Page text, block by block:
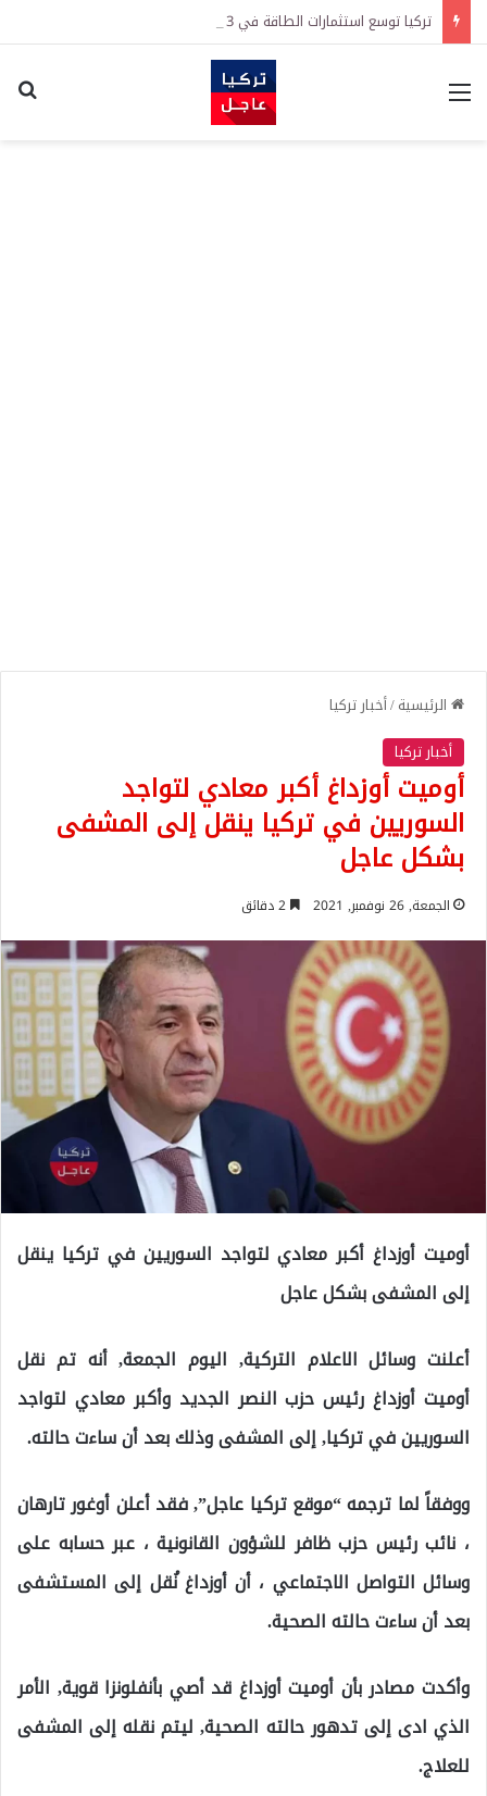
تركيا توسع استثمارات الطاقة في 3 قارات وتكشف هدفاً كبيراً
القائمة
الرئيسية/أخبار تركيا
أخبار تركيا
أوميت أوزداغ أكبر معادي لتواجد
السوريين في تركيا ينقل إلى المشفى
بشكل عاجل
الجمعة, 26 نوفمبر, 2021
أوميت أوزداغ أكبر معادي لتواجد السوريين في تركيا ينقل
إلى المشفى بشكل عاجل
أعلنت وسائل الاعلام التركية, اليوم الجمعة, أنه تم نقل
أوميت أوزداغ رئيس حزب النصر الجديد وأكبر معادي لتواجد
السوريين في تركيا, إلى المشفى وذلك بعد أن ساءت حالته.
ووفقاً لما ترجمه “موقع تركيا عاجل”, فقد أعلن أوغور تارهان
، نائب رئيس حزب ظافر للشؤون القانونية ، عبر حسابه على
وسائل التواصل الاجتماعي ، أن أوزداغ نُقل إلى المستشفى
بعد أن ساءت حالته الصحية.
وأكدت مصادر بأن أوميت أوزداغ قد أصي بأنفلونزا قوية, الأمر
الذي ادى إلى تدهور حالته الصحية, ليتم نقله إلى المشفى
للعلاج.